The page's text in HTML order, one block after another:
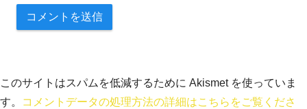
このサイトはスパムを低減するために Akismet を使っていま
す。
コメントデータの処理方法の詳細はこちらをご覧くださ